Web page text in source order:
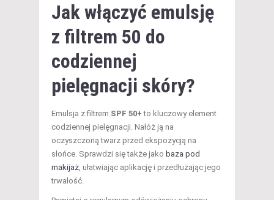
Jak włączyć emulsję
z filtrem 50 do
codziennej
pielęgnacji skóry?
Emulsja z filtrem SPF 50+ to kluczowy element
codziennej pielęgnacji. Nałóż ją na
oczyszczoną twarz przed ekspozycją na
słońce. Sprawdzi się także jako baza pod
makijaż, ułatwiając aplikację i przedłużając jego
trwałość.